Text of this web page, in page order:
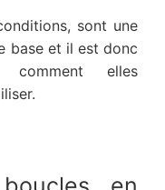
sont une
base et il est donc
comment elles